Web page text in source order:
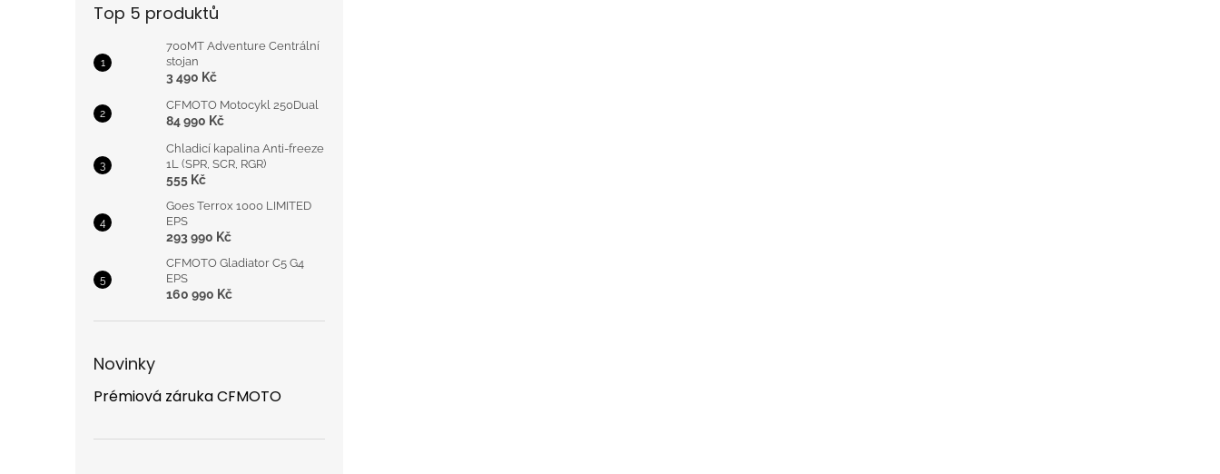
Top 5 produktů
700MT Adventure Centrální
stojan
3 490 Kč
CFMOTO Motocykl 250Dual
84 990 Kč
Chladicí kapalina Anti-freeze
1L (SPR, SCR, RGR)
555 Kč
Goes Terrox 1000 LIMITED
EPS
293 990 Kč
CFMOTO Gladiator C5 G4
EPS
160 990 Kč
Novinky
Prémiová záruka CFMOTO